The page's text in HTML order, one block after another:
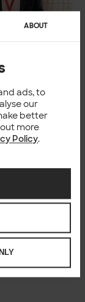
ABOUT
ads, to
our
better
more
Policy.